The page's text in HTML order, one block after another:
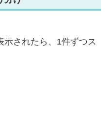
示されたら、1件ずつス